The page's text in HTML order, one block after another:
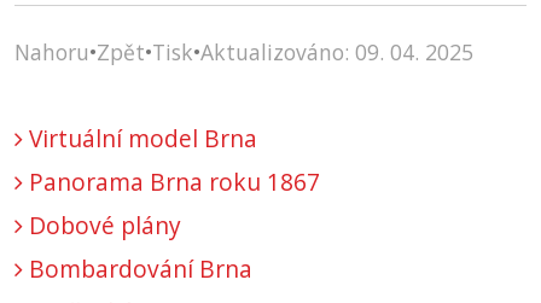
Nahoru•Zpět•Tisk•Aktualizováno: 09. 04. 2025
Virtuální model Brna
Panorama Brna roku 1867
Dobové plány
Bombardování Brna